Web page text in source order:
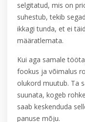
selgitatud, mis on
suhestub, tekib
ikkagi tunda, et ei
määratlemata.
Kui aga samale
fookus ja võimalus
olukord muutub. Ta
suunata, kogeb
saab keskenduda
panuse mõju.